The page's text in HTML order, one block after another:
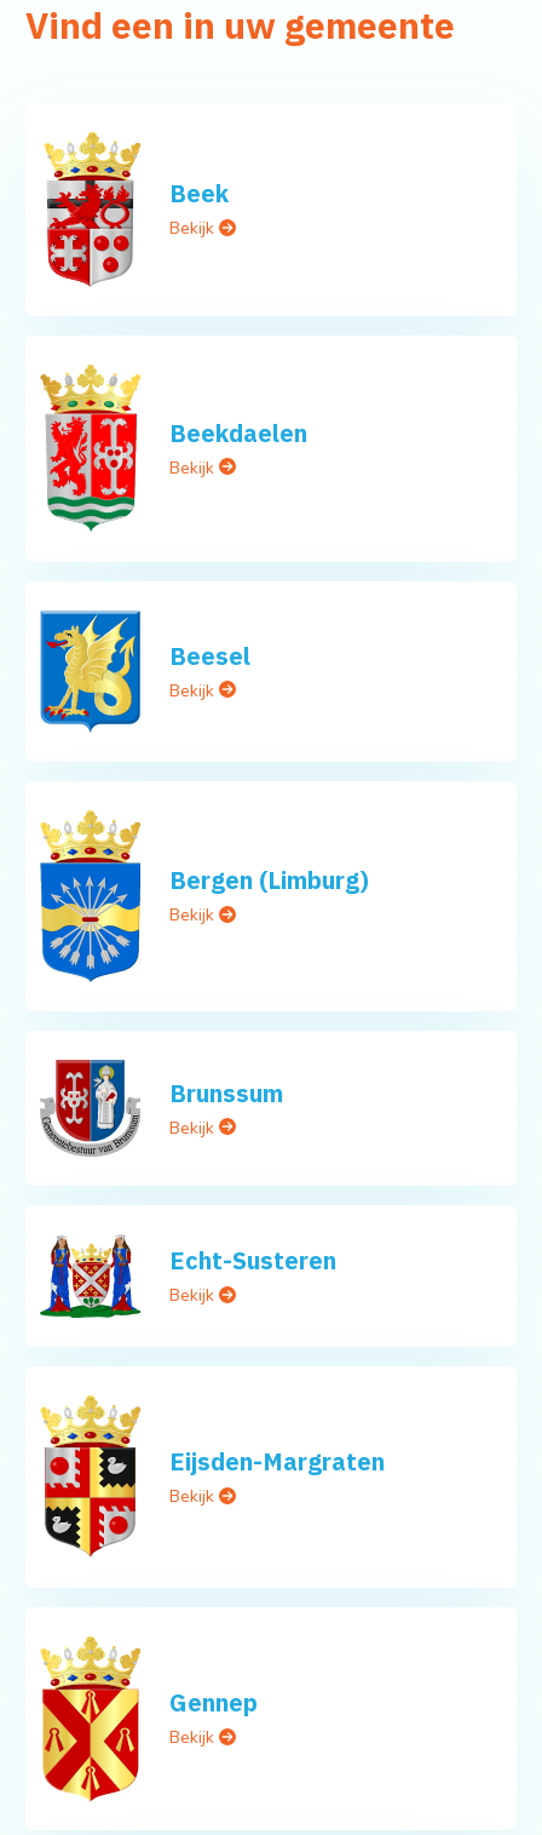
Vind een in uw gemeente
Beek
Bekijk
Beekdaelen
Bekijk
Beesel
Bekijk
Bergen (Limburg)
Bekijk
Brunssum
Bekijk
Echt-Susteren
Bekijk
Eijsden-Margraten
Bekijk
Gennep
Bekijk